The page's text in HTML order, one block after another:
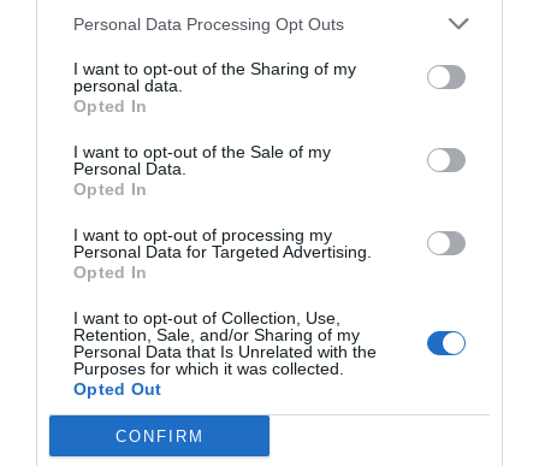
Personal Data Processing Opt Outs
I want to opt-out of the Sharing of my
personal data.
Opted In
I want to opt-out of the Sale of my
Personal Data.
Opted In
I want to opt-out of processing my
Personal Data for Targeted Advertising.
Opted In
I want to opt-out of Collection, Use,
Retention, Sale, and/or Sharing of my
Personal Data that Is Unrelated with the
Purposes for which it was collected.
Opted Out
CONFIRM
Artículos anteriores
Opinión
por Eulogio López